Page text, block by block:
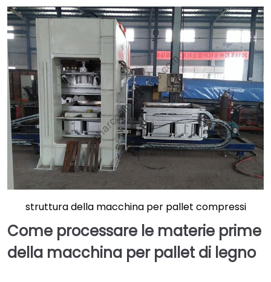
struttura della macchina per pallet compressi
Come processare le materie prime
della macchina per pallet di legno